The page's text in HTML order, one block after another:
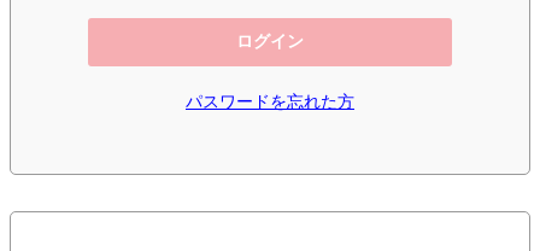
ログイン
パスワードを忘れた方